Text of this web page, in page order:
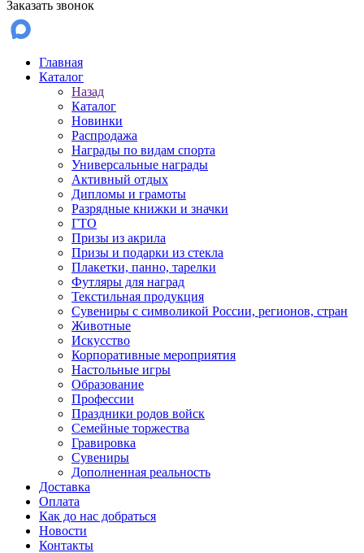
Заказать звонок
Главная
Каталог
Назад
Каталог
Новинки
Распродажа
Награды по видам спорта
Универсальные награды
Активный отдых
Дипломы и грамоты
Разрядные книжки и значки
ГТО
Призы из акрила
Призы и подарки из стекла
Плакетки, панно, тарелки
Футляры для наград
Текстильная продукция
Сувениры с символикой России, регионов, стран
Животные
Искусство
Корпоративные мероприятия
Настольные игры
Образование
Профессии
Праздники родов войск
Семейные торжества
Гравировка
Сувениры
Дополненная реальность
Доставка
Оплата
Как до нас добраться
Новости
Контакты